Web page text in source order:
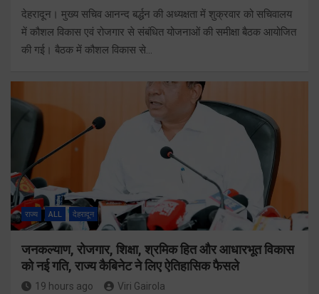
देहरादून। मुख्य सचिव आनन्द बर्द्धन की अध्यक्षता में शुक्रवार को सचिवालय
में कौशल विकास एवं रोजगार से संबंधित योजनाओं की समीक्षा बैठक आयोजित
की गई। बैठक में कौशल विकास से…
राज्य ALL देहरादून
जनकल्याण, रोजगार, शिक्षा, श्रमिक हित और आधारभूत विकास
को नई गति, राज्य कैबिनेट ने लिए ऐतिहासिक फैसले
19 hours ago Viri Gairola